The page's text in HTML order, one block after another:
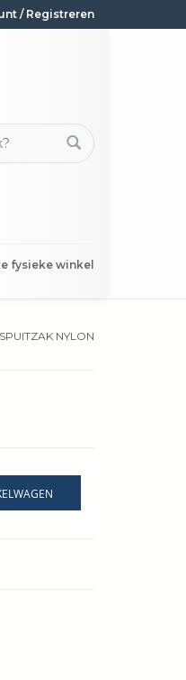
/ Registreren
fysieke winkel
SPUITZAK NYLON